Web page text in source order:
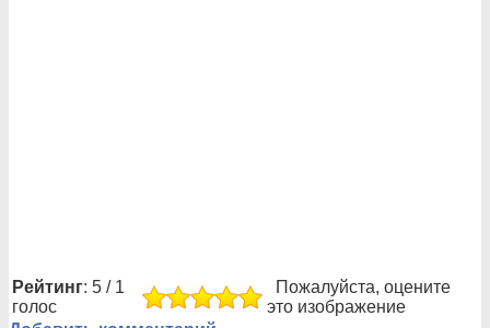
Рейтинг: 5 / 1
голос
Пожалуйста, оцените
это изображение